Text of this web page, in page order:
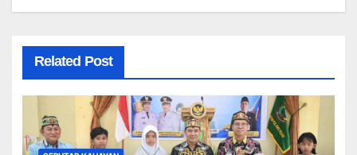
Related Post